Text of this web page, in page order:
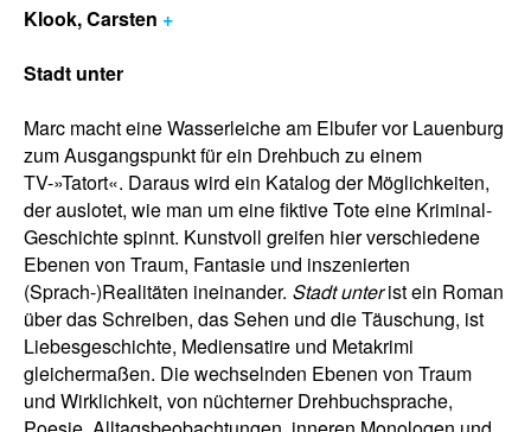
Klook, Carsten +
Stadt unter
Marc macht eine Wasserleiche am Elbufer vor Lauenburg
zum Ausgangspunkt für ein Drehbuch zu einem
TV-»Tatort«. Daraus wird ein Katalog der Möglichkeiten,
der auslotet, wie man um eine fiktive Tote eine Kriminal-
Geschichte spinnt. Kunstvoll greifen hier verschiedene
Ebenen von Traum, Fantasie und inszenierten
(Sprach-)Realitäten ineinander. Stadt unterist ein Roman
über das Schreiben, das Sehen und die Täuschung, ist
Liebesgeschichte, Mediensatire und Metakrimi
gleichermaßen. Die wechselnden Ebenen von Traum
und Wirklichkeit, von nüchterner Drehbuchsprache,